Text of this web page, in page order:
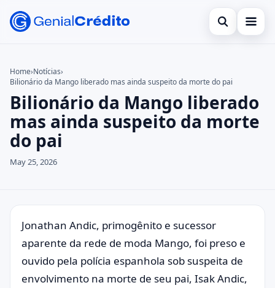
Open search
Benefícios
Bolsa Família
Cartões
Empreendedorismo
Search the site
Search for:
Press Enter to search or ESC to close.
Home›Notícias›
Bilionário da Mango liberado mas ainda suspeito da morte do pai
Bilionário da Mango liberado
mas ainda suspeito da morte
do pai
May 25, 2026
Jonathan Andic, primogênito e sucessor
aparente da rede de moda Mango, foi preso e
ouvido pela polícia espanhola sob suspeita de
envolvimento na morte de seu pai, Isak Andic,